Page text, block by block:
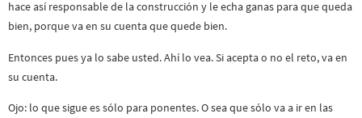
hace así responsable de la construcción y le echa ganas para que queda
bien, porque va en su cuenta que quede bien.
Entonces pues ya lo sabe usted. Ahí lo vea. Si acepta o no el reto, va en
su cuenta.
Ojo: lo que sigue es sólo para ponentes. O sea que sólo va a ir en las